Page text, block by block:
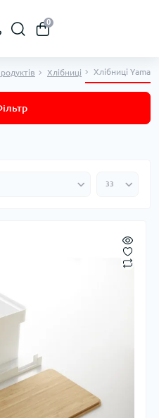
0
Хлібниці Хлібниці